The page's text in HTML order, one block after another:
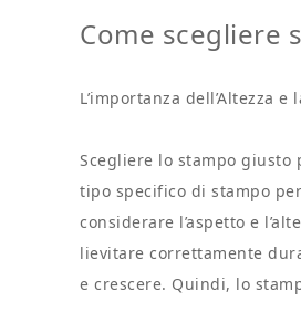
Come scegliere
L’importanza dell’Altezza e
Scegliere lo stampo giusto
tipo specifico di stampo
considerare l’aspetto e
lievitare correttamente
e crescere. Quindi, lo